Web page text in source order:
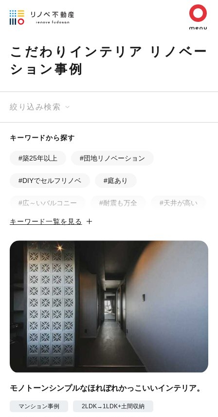
こだわりインテリア リノベー
ション事例
絞り込み検索
キーワードから探す
#築25年以上 #団地リノベーション
#DIYでセルフリノベ #庭あり
#広～いバルコニー #耐震も万全 #天井が高い
#カフェ風 #昭和レトロ
#ナチュラル
#アンティーク調 #ハンモック
#コンクリート壁 #ガラスブロック
#こだわりインテリア #こだわりキッチン
#自転車収納 #作り付けの家具
#黒板 #無垢の木
#ふたり暮らし #子育てに優しい
キーワード一覧を見る
モノトーンシンプルなほれぼれかっこいいインテリア。
マンション事例 2LDK→1LDK+土間収納